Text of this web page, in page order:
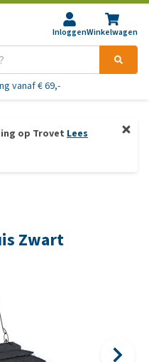
InloggenWinkelwagen
vanaf € 69,-
op Trovet Lees
Zwart